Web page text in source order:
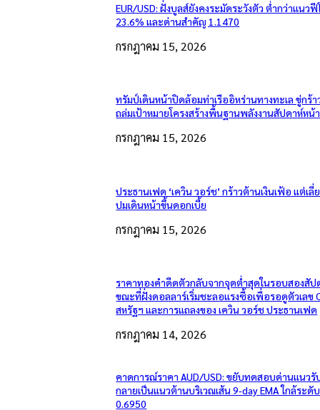
EUR/USD: ฝั่งบูลส์ยังคงระมัดระวังตัว ต่ำกว่าแนว
23.6% และด่านสำคัญ 1.1470
กรกฎาคม 15, 2026
ทรัมป์เดินหน้าปิดล้อมท่าเรืออิหร่านทางทะเล ขู่กร้า
ถล่มเป้าหมายโครงสร้างพื้นฐานพลังงานสัปดาห์หน้า
กรกฎาคม 15, 2026
ประธานเฟด ‘เควิน วอร์ช’ กร้าวต้านเงินเฟ้อ แต่เลี่
ปมเดินหน้าขึ้นดอกเบี้ย
กรกฎาคม 15, 2026
ราคาทองคำดีดตัวกลับจากจุดต่ำสุดในรอบสองสัป
ขณะที่ฝั่งดอลลาร์เริ่มชะลอแรงซื้อเพื่อรอดูตัวเลข
สหรัฐฯ และการแถลงของ เควิน วอร์ช ประธานเฟด
กรกฎาคม 14, 2026
คาดการณ์ราคา AUD/USD: ขยับทดสอบด่านแนวรั
กลายเป็นแนวต้านบริเวณเส้น 9-day EMA ใกล้ระดับ
0.6950